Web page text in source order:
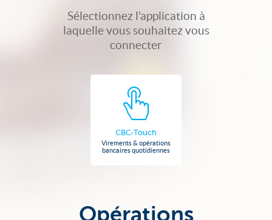
Sélectionnez l'application à
laquelle vous souhaitez vous
connecter
CBC-Touch
Virements & opérations
bancaires quotidiennes
Opérations